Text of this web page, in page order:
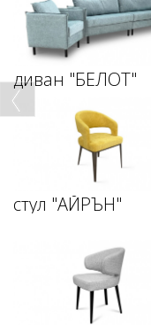
диван "БЕЛОТ"
стул "АЙРЪН"